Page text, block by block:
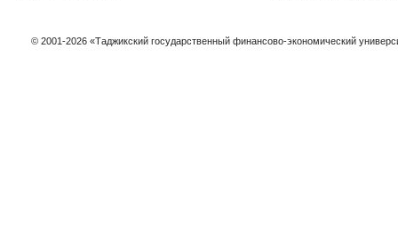
© 2001-2026 «Таджикский государственный финансово-экономический